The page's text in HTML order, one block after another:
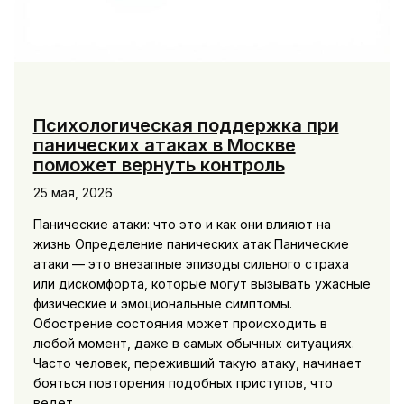
Психологическая поддержка при
панических атаках в Москве
поможет вернуть контроль
25 мая, 2026
Панические атаки: что это и как они влияют на
жизнь Определение панических атак Панические
атаки — это внезапные эпизоды сильного страха
или дискомфорта, которые могут вызывать ужасные
физические и эмоциональные симптомы.
Обострение состояния может происходить в
любой момент, даже в самых обычных ситуациях.
Часто человек, переживший такую атаку, начинает
бояться повторения подобных приступов, что